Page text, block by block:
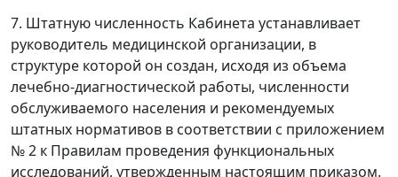
7. Штатную численность Кабинета устанавливает
руководитель медицинской организации, в
структуре которой он создан, исходя из объема
лечебно-диагностической работы, численности
обслуживаемого населения и рекомендуемых
штатных нормативов в соответствии с приложением
№ 2 к Правилам проведения функциональных
исследований, утвержденным настоящим приказом.